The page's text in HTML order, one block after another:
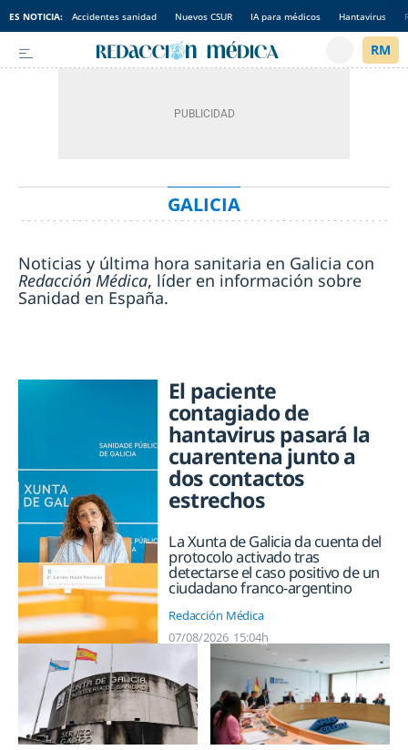
ES NOTICIA: Accidentes sanidad Nuevos CSUR IA para médicos Hantavirus
GALICIA
Noticias y última hora sanitaria en Galicia con
Redacción Médica, líder en información sobre
Sanidad en España.
El paciente
contagiado de
hantavirus pasará la
cuarentena junto a
dos contactos
estrechos
La Xunta de Galicia da cuenta del
protocolo activado tras
detectarse el caso positivo de un
ciudadano franco-argentino
Redacción Médica
07/08/2026 15:04h